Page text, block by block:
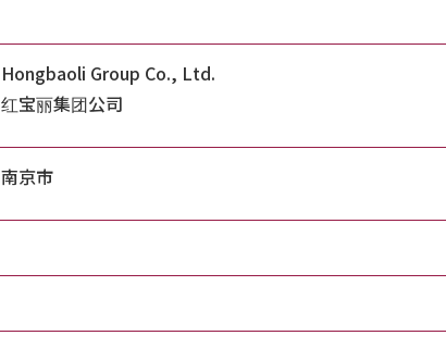
Hongbaoli Group Co., Ltd.
红宝丽集团公司
南京市